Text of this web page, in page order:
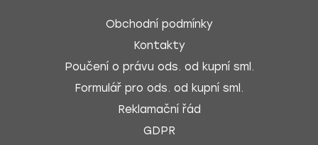
Obchodní podmínky
Kontakty
Poučení o právu ods. od kupní sml.
Formulář pro ods. od kupní sml.
Reklamační řád
GDPR